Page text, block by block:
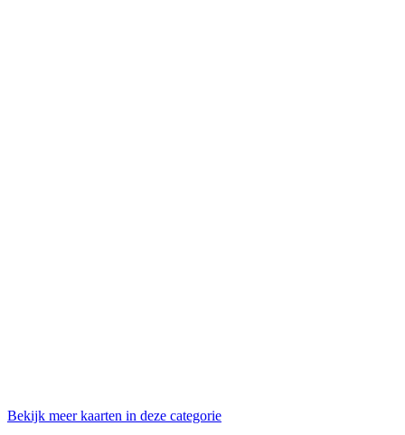
Bekijk meer kaarten in deze categorie